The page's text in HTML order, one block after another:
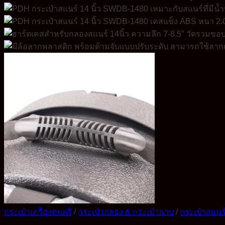
กระเป๋าเครื่องดนตรี / กระเป๋ากลอง & กระเป๋าฉาบ / กระเป๋าสแน